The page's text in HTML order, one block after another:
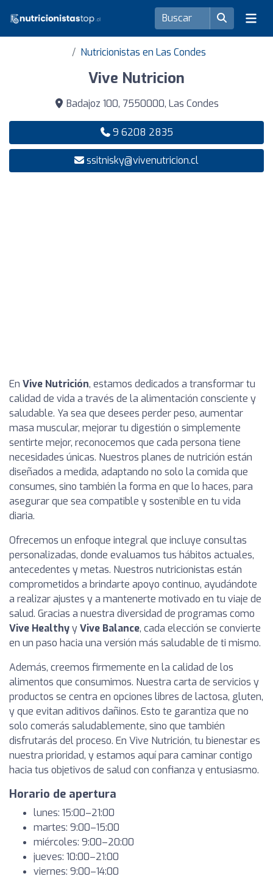
Nutricionistas en Las Condes
Vive Nutricion
Badajoz 100, 7550000, Las Condes
9 6208 2835
ssitnisky@vivenutricion.cl
En Vive Nutrición, estamos dedicados a transformar tu
calidad de vida a través de la alimentación consciente y
saludable. Ya sea que desees perder peso, aumentar
masa muscular, mejorar tu digestión o simplemente
sentirte mejor, reconocemos que cada persona tiene
necesidades únicas. Nuestros planes de nutrición están
diseñados a medida, adaptando no solo la comida que
consumes, sino también la forma en que lo haces, para
asegurar que sea compatible y sostenible en tu vida
diaria.
Ofrecemos un enfoque integral que incluye consultas
personalizadas, donde evaluamos tus hábitos actuales,
antecedentes y metas. Nuestros nutricionistas están
comprometidos a brindarte apoyo continuo, ayudándote
a realizar ajustes y a mantenerte motivado en tu viaje de
salud. Gracias a nuestra diversidad de programas como
Vive HealthyyVive Balance, cada elección se convierte
en un paso hacia una versión más saludable de ti mismo.
Además, creemos firmemente en la calidad de los
alimentos que consumimos. Nuestra carta de servicios y
productos se centra en opciones libres de lactosa, gluten,
y que evitan aditivos dañinos. Esto te garantiza que no
solo comerás saludablemente, sino que también
disfrutarás del proceso. En Vive Nutrición, tu bienestar es
nuestra prioridad, y estamos aquí para caminar contigo
hacia tus objetivos de salud con confianza y entusiasmo.
Horario de apertura
lunes: 15:00–21:00
martes: 9:00–15:00
miércoles: 9:00–20:00
jueves: 10:00–21:00
viernes: 9:00–14:00